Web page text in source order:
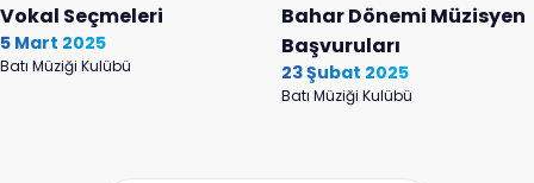
Vokal Seçmeleri
5 Mart 2025
Batı Müziği Kulübü
Bahar Dönemi Müzisyen
Başvuruları
23 Şubat 2025
Batı Müziği Kulübü